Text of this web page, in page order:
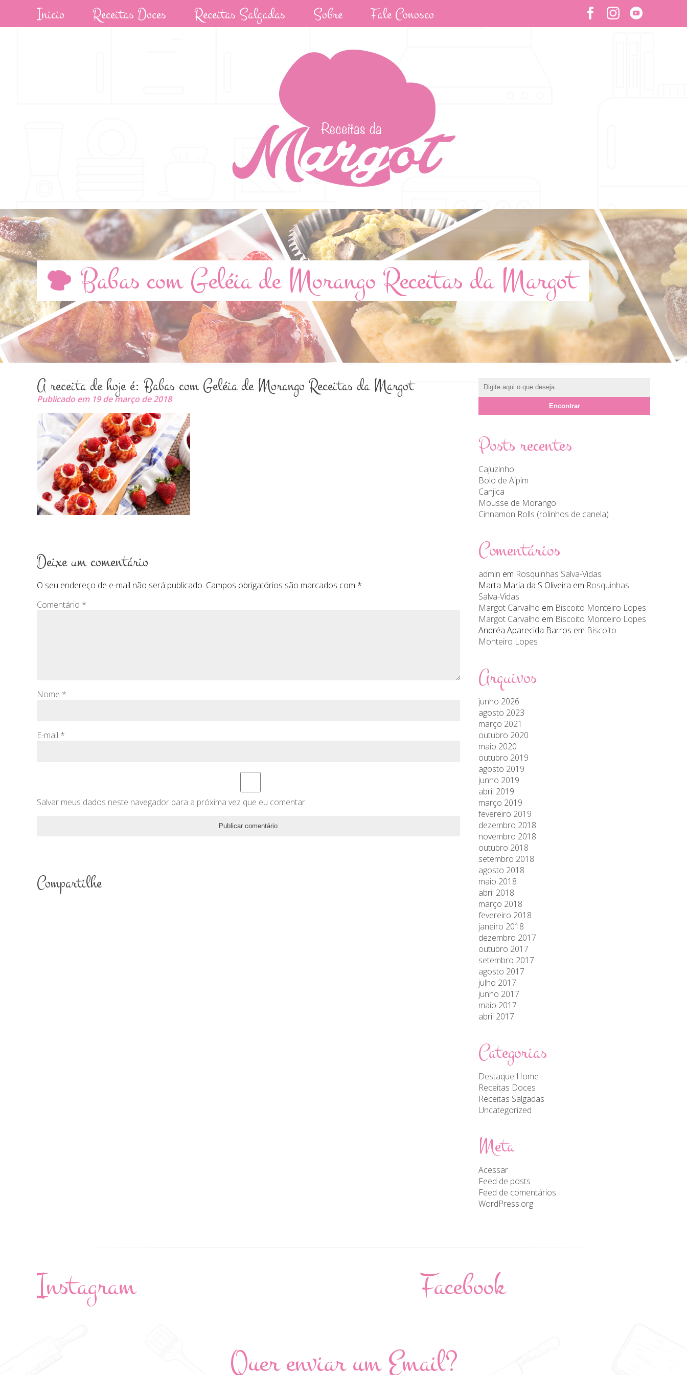
Inicio Receitas Doces Receitas Salgadas Sobre Fale Conosco
Babas com Geléia de Morango Receitas da Margot
A receita de hoje é: Babas com Geléia de Morango Receitas da Margot
Publicado em 19 de março de 2018
Deixe um comentário
O seu endereço de e-mail não será publicado. Campos obrigatórios são marcados com *
Comentário *
Nome *
E-mail *
Salvar meus dados neste navegador para a próxima vez que eu comentar.
Compartilhe
Posts recentes
Cajuzinho
Bolo de Aipim
Canjica
Mousse de Morango
Cinnamon Rolls (rolinhos de canela)
Comentários
admin em Rosquinhas Salva-Vidas
Marta Maria da S Oliveira em Rosquinhas
Salva-Vidas
Margot Carvalho em Biscoito Monteiro Lopes
Margot Carvalho em Biscoito Monteiro Lopes
Andréa Aparecida Barros em Biscoito
Monteiro Lopes
Arquivos
junho 2026
agosto 2023
março 2021
outubro 2020
maio 2020
outubro 2019
agosto 2019
junho 2019
abril 2019
março 2019
fevereiro 2019
dezembro 2018
novembro 2018
outubro 2018
setembro 2018
agosto 2018
maio 2018
abril 2018
março 2018
fevereiro 2018
janeiro 2018
dezembro 2017
outubro 2017
setembro 2017
agosto 2017
julho 2017
junho 2017
maio 2017
abril 2017
Categorias
Destaque Home
Receitas Doces
Receitas Salgadas
Uncategorized
Meta
Acessar
Feed de posts
Feed de comentários
WordPress.org
Instagram
Facebook
Quer enviar um Email?